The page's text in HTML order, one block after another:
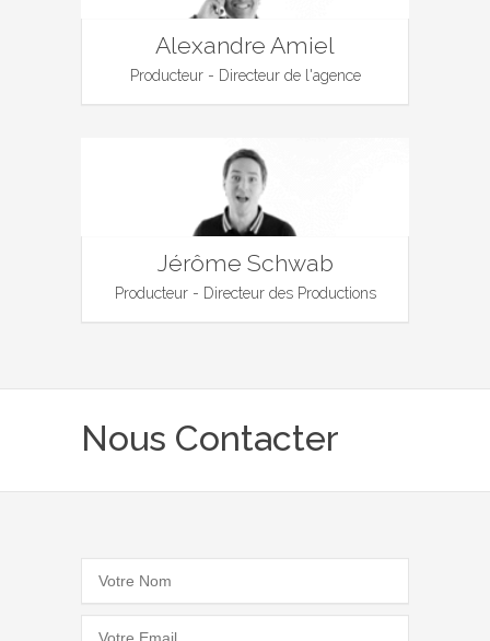
Alexandre Amiel
Producteur - Directeur de l'agence
Jérôme Schwab
Producteur - Directeur des Productions
Nous Contacter